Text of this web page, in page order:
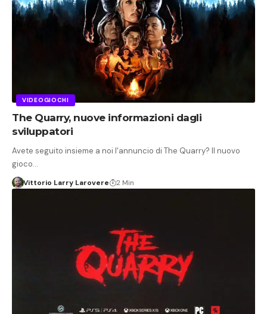
VIDEOGIOCHI
The Quarry, nuove informazioni dagli
sviluppatori
Avete seguito insieme a noi l'annuncio di The Quarry? Il nuovo
gioco…
Vittorio Larry Larovere 2 Min